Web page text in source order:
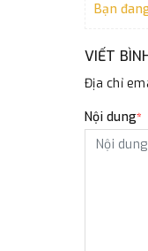
Bạn
VIẾT
Địa chỉ
Nội dung*